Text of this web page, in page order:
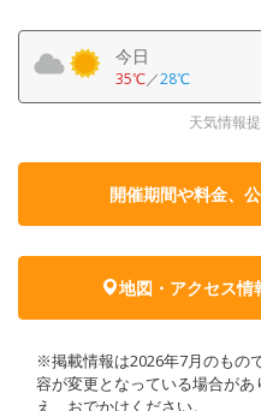
今日
35℃／28℃
天気情報
開催期間や料金、
地図・アクセス情
※掲載情報は2026年7月のもの
容が変更となっている場合が
え、おでかけください。